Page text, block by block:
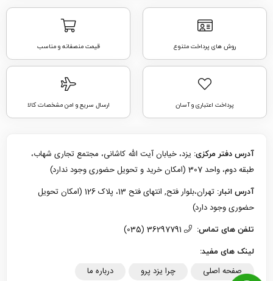
روش های پرداخت متنوع قیمت منصفانه و مناسب
پرداخت اعتباری و آسان ارسال سریع و امن مشخصات کالا
آدرس دفتر مرکزی: یزد، خیابان آیت الله کاشانی، مجتمع تجاری شهاب،
طبقه دوم، واحد 307 (امکان خرید و تحویل حضوری وجود ندارد)
آدرس انبار:
تهران،بلوار فتح, انتهای فتح 13، پلاک 126 (امکان تحویل
حضوری وجود دارد)
تلفن های تماس:
لینک های مفید:
صفحه اصلی چرا یزد پرو درباره ما